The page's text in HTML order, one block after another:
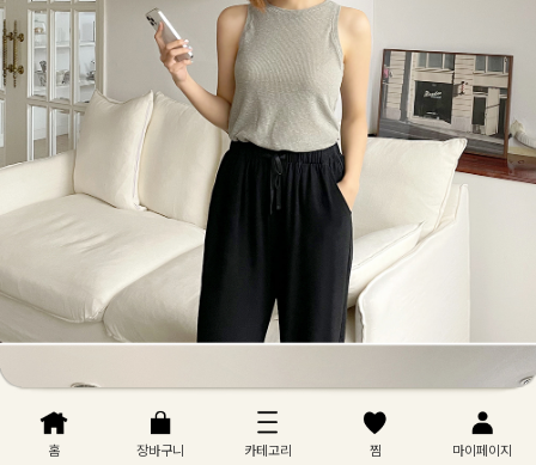
홈 장바구니 카테고리 찜 마이페이지